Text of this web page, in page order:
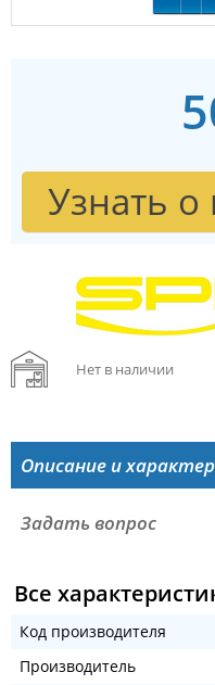
Узнать о
Нет в наличии
Описание и
Задать вопрос
Все
Код производителя
Производитель